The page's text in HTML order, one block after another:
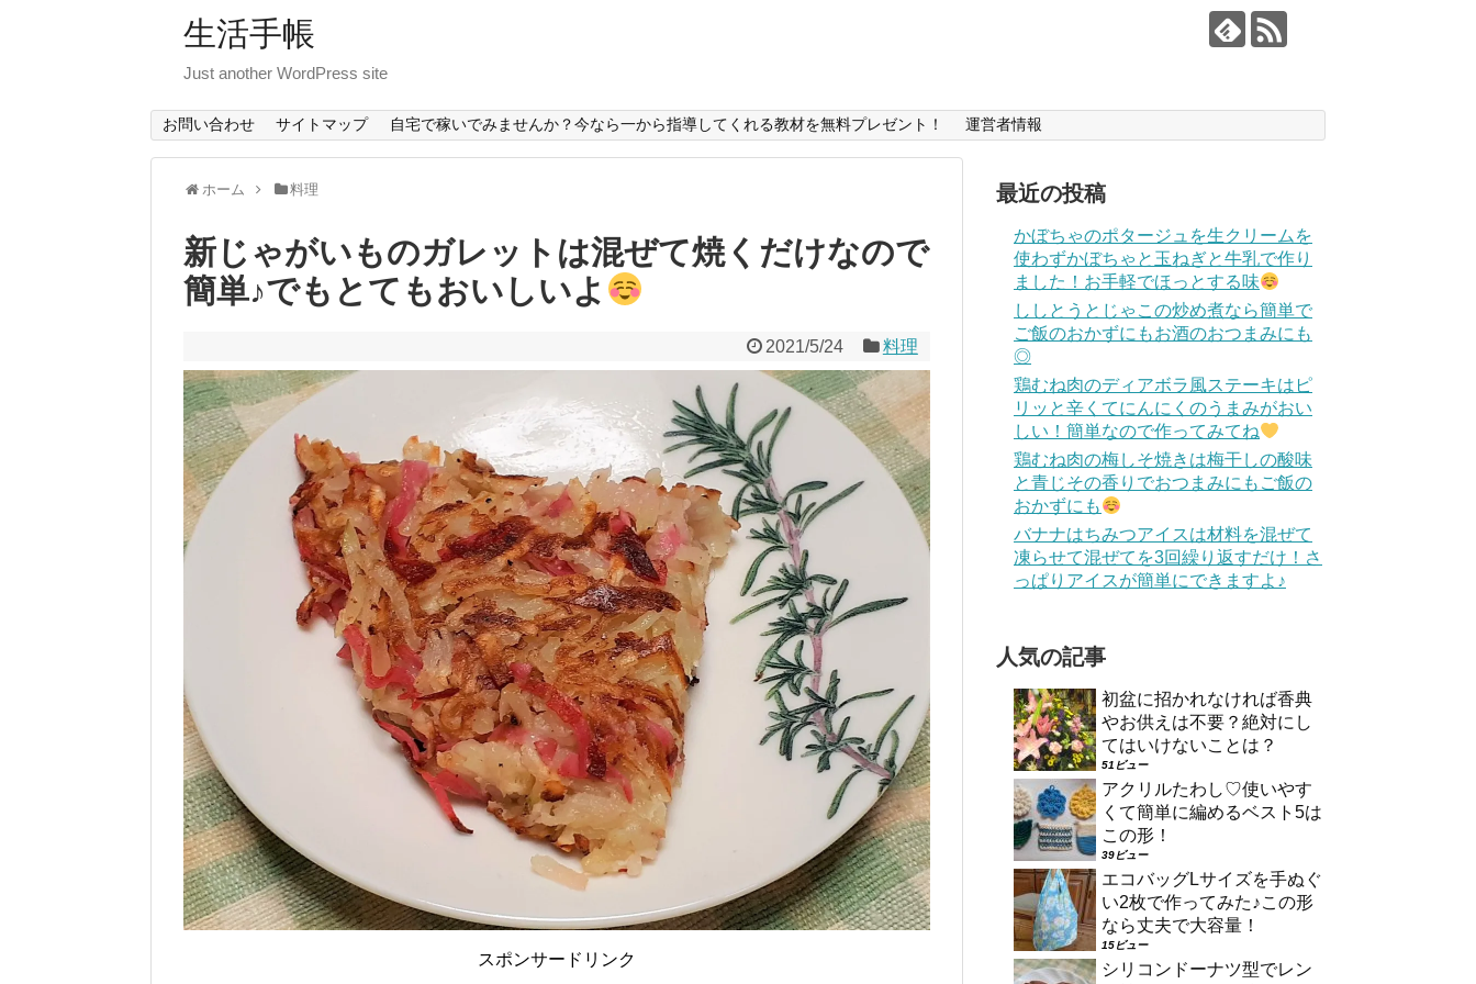
生活手帳
Just another WordPress site
お問い合わせ サイトマップ 自宅で稼いでみませんか？今なら一から指導してくれる教材を無料プレゼント！ 運営者情報
ホーム 料理
新じゃがいものガレットは混ぜて焼くだけなので
簡単♪でもとてもおいしいよ
2021/5/24 料理
スポンサードリンク
最近の投稿
かぼちゃのポタージュを生クリームを
使わずかぼちゃと玉ねぎと牛乳で作り
ました！お手軽でほっとする味
ししとうとじゃこの炒め煮なら簡単で
ご飯のおかずにもお酒のおつまみにも
◎
鶏むね肉のディアボラ風ステーキはピ
リッと辛くてにんにくのうまみがおい
しい！簡単なので作ってみてね
鶏むね肉の梅しそ焼きは梅干しの酸味
と青じその香りでおつまみにもご飯の
おかずにも
バナナはちみつアイスは材料を混ぜて
凍らせて混ぜてを3回繰り返すだけ！さ
っぱりアイスが簡単にできますよ♪
人気の記事
初盆に招かれなければ香典
やお供えは不要？絶対にし
てはいけないことは？
51ビュー
アクリルたわし♡使いやす
くて簡単に編めるベスト5は
この形！
39ビュー
エコバッグLサイズを手ぬぐ
い2枚で作ってみた♪この形
なら丈夫で大容量！
15ビュー
シリコンドーナツ型でレン